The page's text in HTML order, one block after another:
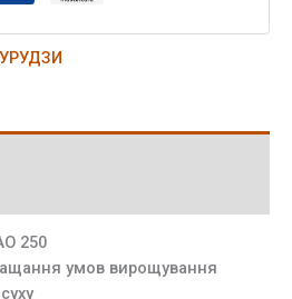
250
умов вирощування